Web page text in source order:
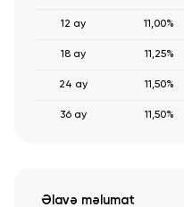
12 ay 11,00%
18 ay 11,25%
24 ay 11,50%
36 ay 11,50%
Əlavə məlumat